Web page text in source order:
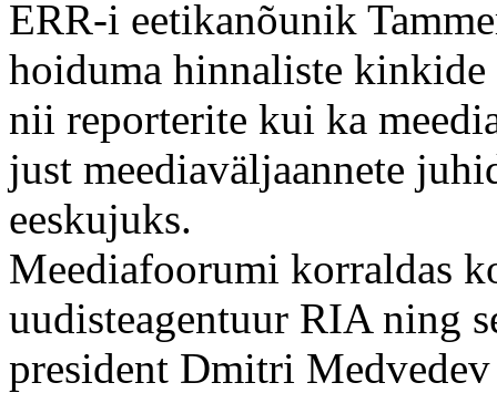
ERR-i eetikanõunik
hoiduma hinnaliste kinkide
nii reporterite kui ka
just meediaväljaannete
eeskujuks.
Meediafoorumi korraldas
uudisteagentuur RIA ning
president Dmitri